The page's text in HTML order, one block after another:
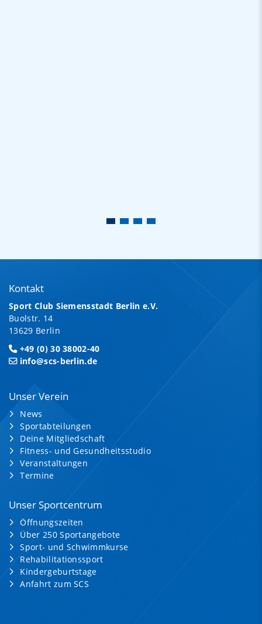
Kontakt
Sport Club Siemensstadt Berlin e.V.
Buolstr. 14
13629 Berlin
+49 (0) 30 38002-40
info@scs-berlin.de
Unser Verein
News
Sportabteilungen
Deine Mitgliedschaft
Fitness- und Gesundheitsstudio
Veranstaltungen
Termine
Unser Sportcentrum
Öffnungszeiten
Über 250 Sportangebote
Sport- und Schwimmkurse
Rehabilitationssport
Kindergeburtstage
Anfahrt zum SCS